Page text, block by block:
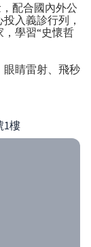
配合國內外公
入義診行列，
學習“史懷哲
眼睛雷射、飛秒
1樓